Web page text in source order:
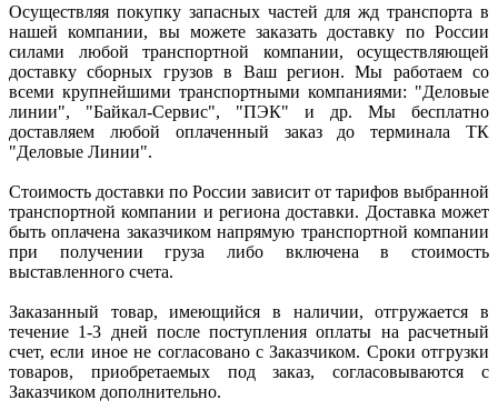
Осуществляя покупку запасных частей для жд транспорта в
нашей компании, вы можете заказать доставку по России
силами любой транспортной компании, осуществляющей
доставку сборных грузов в Ваш регион. Мы работаем со
всеми крупнейшими транспортными компаниями: "Деловые
линии", "Байкал-Сервис", "ПЭК" и др. Мы бесплатно
доставляем любой оплаченный заказ до терминала ТК
"Деловые Линии".
Стоимость доставки по России зависит от тарифов выбранной
транспортной компании и региона доставки. Доставка может
быть оплачена заказчиком напрямую транспортной компании
при получении груза либо включена в стоимость
выставленного счета.
Заказанный товар, имеющийся в наличии, отгружается в
течение 1-3 дней после поступления оплаты на расчетный
счет, если иное не согласовано с Заказчиком. Сроки отгрузки
товаров, приобретаемых под заказ, согласовываются с
Заказчиком дополнительно.